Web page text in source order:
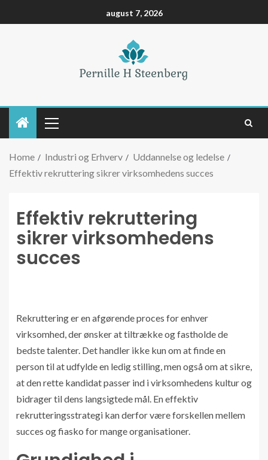
august 7, 2026
Home Industri og Erhverv
Uddannelse og ledelse
Effektiv rekruttering sikrer virksomhedens succes
Effektiv rekruttering
sikrer virksomhedens
succes
Rekruttering er en afgørende proces for enhver
virksomhed, der ønsker at tiltrække og fastholde de
bedste talenter. Det handler ikke kun om at finde en
person til at udfylde en ledig stilling, men også om at sikre,
at den rette kandidat passer ind i virksomhedens kultur og
bidrager til dens langsigtede mål. En effektiv
rekrutteringsstrategi kan derfor være forskellen mellem
succes og fiasko for mange organisationer.